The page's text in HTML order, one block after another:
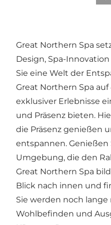
Great Northern Spa
Design, Spa-
Sie eine Welt der
Great Northern Spa
exklusiver Erlebnisse
und Präsenz bieten.
die Präsenz genießen
entspannen.
Umgebung, die den
Great Northern Spa
Blick nach innen und
Sie werden noch
Wohlbefinden und